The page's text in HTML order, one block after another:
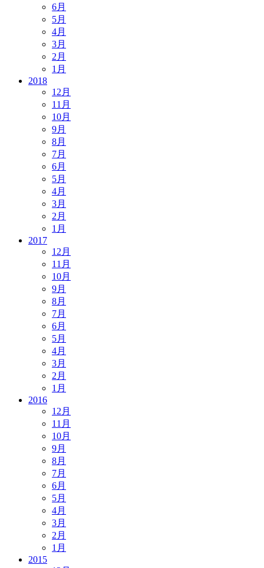
6月
5月
4月
3月
2月
1月
2018
12月
11月
10月
9月
8月
7月
6月
5月
4月
3月
2月
1月
2017
12月
11月
10月
9月
8月
7月
6月
5月
4月
3月
2月
1月
2016
12月
11月
10月
9月
8月
7月
6月
5月
4月
3月
2月
1月
2015